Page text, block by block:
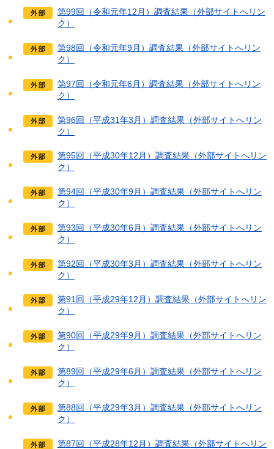
第99回（令和元年12月）調査結果（外部サイトへリン
ク）
第98回（令和元年9月）調査結果（外部サイトへリン
ク）
第97回（令和元年6月）調査結果（外部サイトへリン
ク）
第96回（平成31年3月）調査結果（外部サイトへリン
ク）
第95回（平成30年12月）調査結果（外部サイトへリン
ク）
第94回（平成30年9月）調査結果（外部サイトへリン
ク）
第93回（平成30年6月）調査結果（外部サイトへリン
ク）
第92回（平成30年3月）調査結果（外部サイトへリン
ク）
第91回（平成29年12月）調査結果（外部サイトへリン
ク）
第90回（平成29年9月）調査結果（外部サイトへリン
ク）
第89回（平成29年6月）調査結果（外部サイトへリン
ク）
第88回（平成29年3月）調査結果（外部サイトへリン
ク）
第87回（平成28年12月）調査結果（外部サイトへリン